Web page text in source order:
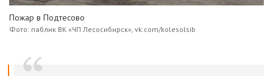
Пожар в Подтесово
Фото: паблик ВК «ЧП Лесосибирск», vk.com/kolesolsib